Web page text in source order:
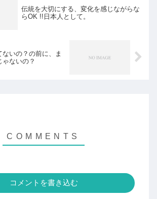
伝統を大切にする、変化を感じながらな
らOK !!日本人として。
ないの？の前に、ま
ないの？
コメントを書き込む